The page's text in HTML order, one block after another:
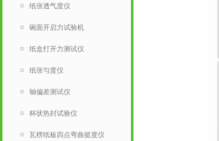
纸张透气度仪
碗面开启力试验机
纸盒打开力测试仪
纸张匀度仪
轴偏差测试仪
杯状热封试验仪
瓦楞纸板四点弯曲挺度仪